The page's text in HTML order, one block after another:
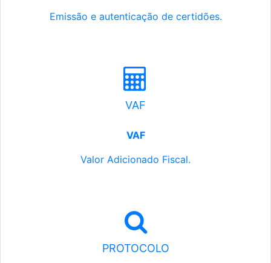
Emissão e autenticação de certidões.
VAF
VAF
Valor Adicionado Fiscal.
PROTOCOLO